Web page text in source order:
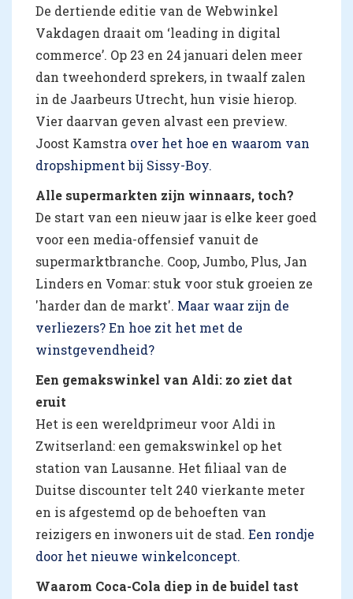
De dertiende editie van de Webwinkel
Vakdagen draait om ‘leading in digital
commerce’. Op 23 en 24 januari delen meer
dan tweehonderd sprekers, in twaalf zalen
in de Jaarbeurs Utrecht, hun visie hierop.
Vier daarvan geven alvast een preview.
Joost Kamstra over het hoe en waarom van
dropshipment bij Sissy-Boy.
Alle supermarkten zijn winnaars, toch?
De start van een nieuw jaar is elke keer goed
voor een media-offensief vanuit de
supermarktbranche. Coop, Jumbo, Plus, Jan
Linders en Vomar: stuk voor stuk groeien ze
'harder dan de markt'. Maar waar zijn de
verliezers? En hoe zit het met de
winstgevendheid?
Een gemakswinkel van Aldi: zo ziet dat
eruit
Het is een wereldprimeur voor Aldi in
Zwitserland: een gemakswinkel op het
station van Lausanne. Het filiaal van de
Duitse discounter telt 240 vierkante meter
en is afgestemd op de behoeften van
reizigers en inwoners uit de stad. Een rondje
door het nieuwe winkelconcept.
Waarom Coca-Cola diep in de buidel tast